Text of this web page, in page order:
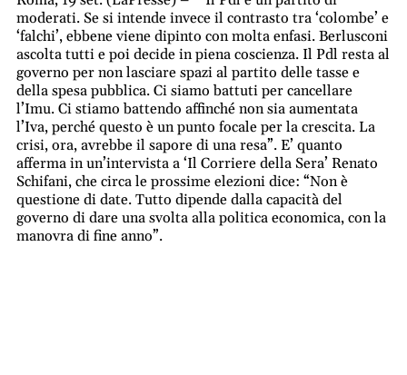
moderati. Se si intende invece il contrasto tra ‘colombe’ e
‘falchi’, ebbene viene dipinto con molta enfasi. Berlusconi
ascolta tutti e poi decide in piena coscienza. Il Pdl resta al
governo per non lasciare spazi al partito delle tasse e
della spesa pubblica. Ci siamo battuti per cancellare
l’Imu. Ci stiamo battendo affinché non sia aumentata
l’Iva, perché questo è un punto focale per la crescita. La
crisi, ora, avrebbe il sapore di una resa”. E’ quanto
afferma in un’intervista a ‘Il Corriere della Sera’ Renato
Schifani, che circa le prossime elezioni dice: “Non è
questione di date. Tutto dipende dalla capacità del
governo di dare una svolta alla politica economica, con la
manovra di fine anno”.